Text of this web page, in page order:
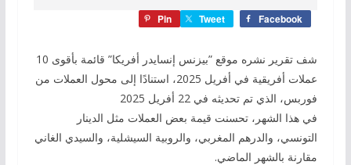
Facebook
Tweet
Pin
شف تقرير نشره موقع ”بيزنس إنسايدر أفريكا” قائمة بأقوى 10
عملات أفريقية في أفريل 2025، استنادًا إلى محول العملات من
فوربس، الذي تم تحديثه في 22 أفريل 2025
في هذا الشهر، تحسنت قيمة بعض العملات مثل الدينار
التونسي، والدرهم المغربي، والروبية السيشلية، والسيدي الغاني
مقارنة بالشهر الماضي.